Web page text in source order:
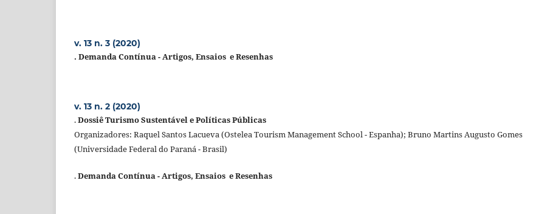
v. 13 n. 3 (2020)
. Demanda Contínua -Artigos, Ensaios e Resenhas
v. 13 n. 2 (2020)
.Dossiê Turismo Sustentável e Políticas Públicas
Organizadores: Raquel Santos Lacueva (Ostelea Tourism Management School - Espanha); Bruno Martins Augusto Gomes
(Universidade Federal do Paraná - Brasil)
.Demanda Contínua -Artigos, Ensaios e Resenhas